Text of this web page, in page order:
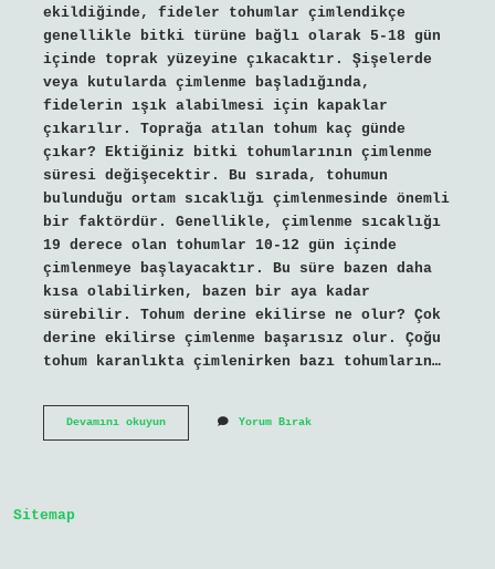
ekildiğinde, fideler tohumlar çimlendikçe
genellikle bitki türüne bağlı olarak 5-18 gün
içinde toprak yüzeyine çıkacaktır. Şişelerde
veya kutularda çimlenme başladığında,
fidelerin ışık alabilmesi için kapaklar
çıkarılır. Toprağa atılan tohum kaç günde
çıkar? Ektiğiniz bitki tohumlarının çimlenme
süresi değişecektir. Bu sırada, tohumun
bulunduğu ortam sıcaklığı çimlenmesinde önemli
bir faktördür. Genellikle, çimlenme sıcaklığı
19 derece olan tohumlar 10-12 gün içinde
çimlenmeye başlayacaktır. Bu süre bazen daha
kısa olabilirken, bazen bir aya kadar
sürebilir. Tohum derine ekilirse ne olur? Çok
derine ekilirse çimlenme başarısız olur. Çoğu
tohum karanlıkta çimlenirken bazı tohumların…
Devamını okuyunTohumu
Yorum Bırak
Sitemap